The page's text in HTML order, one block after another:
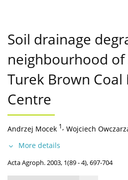
Soil drainage
neighbourhood
Turek Brown Coal
Centre
Andrzej Mocek 1, Wojciech
More details
Acta Agroph. 2003, 1(89 - 4), 697-704